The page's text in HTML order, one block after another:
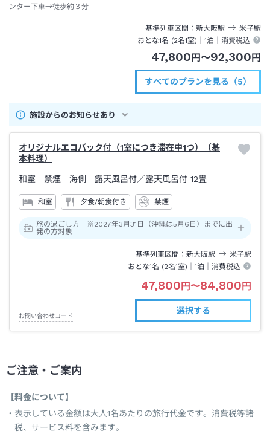
ンター下車→徒歩約３分
基準列車区間 新大阪駅 米子駅
おとな1名 (2名1室)｜1泊 ｜消費税込
47,800 円 〜92,300 円
すべてのプランを見る（5）
施設からのお知らせあり
オリジナルエコバック付（1室につき滞在中1つ）（基
本料理）
和室 禁煙 海側 露天風呂付／露天風呂付 12畳
和室 夕食/朝食付き 禁煙
旅の過ごし方 ※2027年3月31日（沖縄は5月6日）までに出
発の方対象
基準列車区間 新大阪駅 米子駅
おとな1名 (2名1室)｜1泊 ｜消費税込
47,800 円 〜84,800 円
お問い合わせコード
選択する
ご注意・ご案内
【料金について】
表示している金額は大人1名あたりの旅行代金です。消費税等諸
税、サービス料を含みます。